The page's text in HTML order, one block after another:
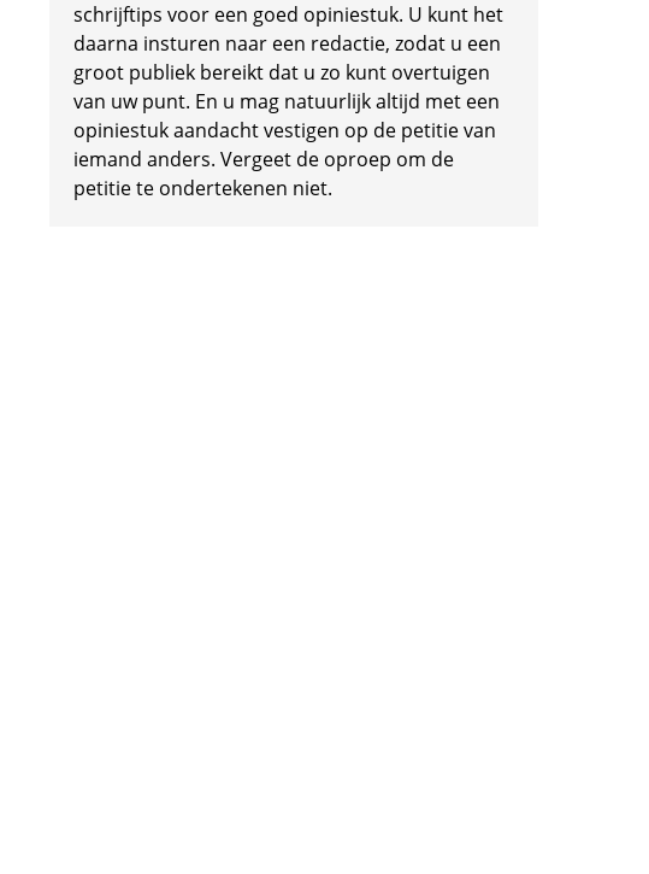
schrijftips voor een goed opiniestuk. U kunt het
daarna insturen naar een redactie, zodat u een
groot publiek bereikt dat u zo kunt overtuigen
van uw punt. En u mag natuurlijk altijd met een
opiniestuk aandacht vestigen op de petitie van
iemand anders. Vergeet de oproep om de
petitie te ondertekenen niet.